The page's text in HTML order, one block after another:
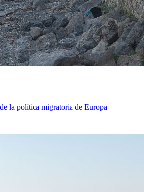
la política migratoria de Europa